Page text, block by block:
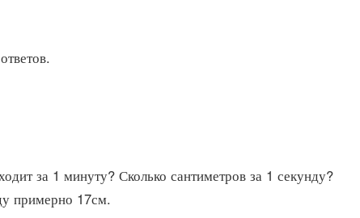
за 1 минуту? Сколько сантиметров за 1 секунду?
примерно 17см.